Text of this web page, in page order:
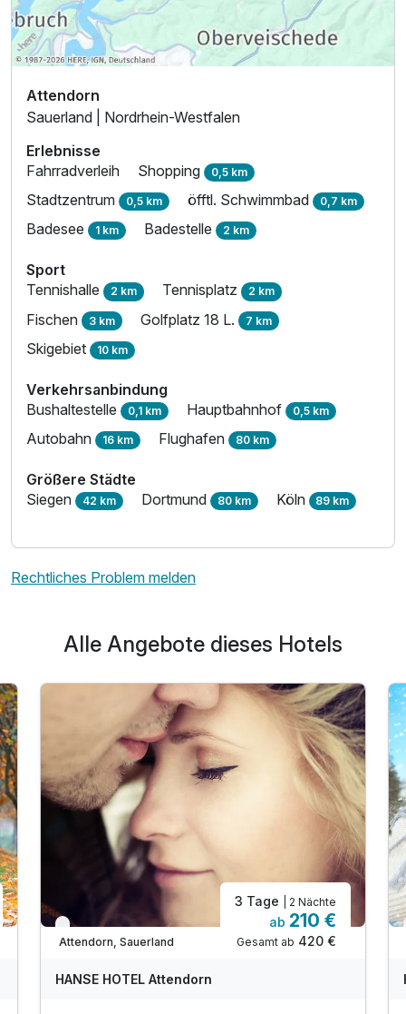
Attendorn
Sauerland | Nordrhein-Westfalen
Erlebnisse
Fahrradverleih
Shopping 0,5 km
Stadtzentrum 0,5 km öfftl. Schwimmbad 0,7 km
Badesee 1 km Badestelle 2 km
Sport
Tennishalle 2 km Tennisplatz 2 km
Fischen 3 km Golfplatz 18 L. 7 km
Skigebiet 10 km
Verkehrsanbindung
Bushaltestelle 0,1 km Hauptbahnhof 0,5 km
Autobahn 16 km Flughafen 80 km
Größere Städte
Siegen 42 km Dortmund 80 km Köln 89 km
Rechtliches Problem melden
Alle Angebote dieses Hotels
Verfügbar bis Dezember
Attendorn, Sauerland
3 Tage | 2 Nächte
ab 210 €
Gesamt ab 420 €
HANSE HOTEL Attendorn